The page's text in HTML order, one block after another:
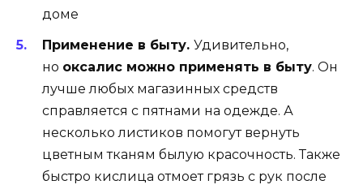
Применение в быту. Удивительно,
но оксалис можно применять в быту. Он
лучше любых магазинных средств
справляется с пятнами на одежде. А
несколько листиков помогут вернуть
цветным тканям былую красочность. Также
быстро кислица отмоет грязь с рук после